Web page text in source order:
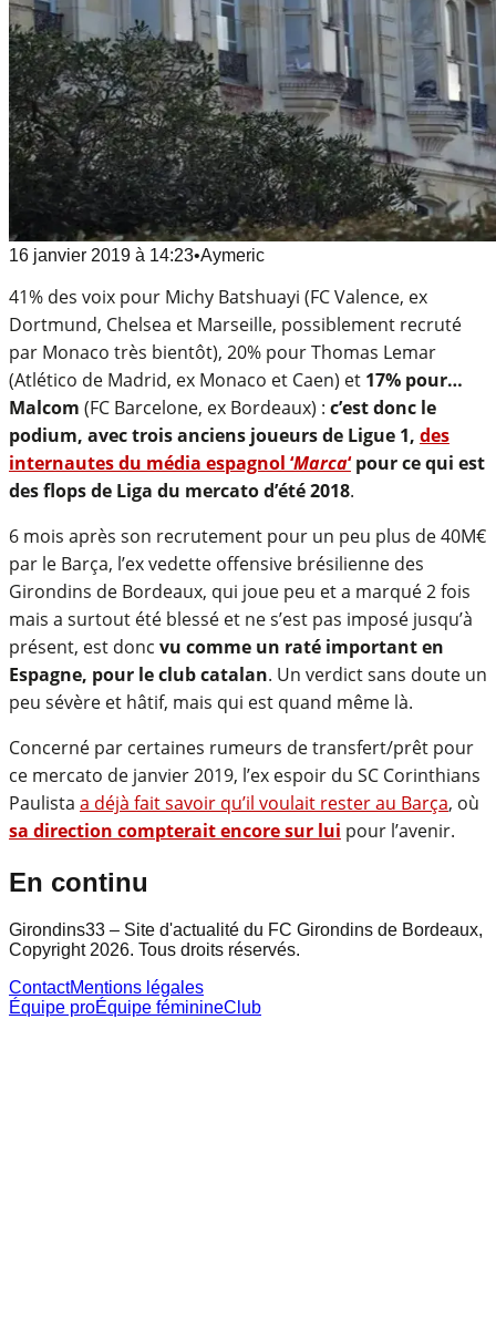
16 janvier 2019 à 14:23•Aymeric
41% des voix pour Michy Batshuayi (FC Valence, ex
Dortmund, Chelsea et Marseille, possiblement recruté
par Monaco très bientôt), 20% pour Thomas Lemar
(Atlético de Madrid, ex Monaco et Caen) et 17% pour…
Malcom (FC Barcelone, ex Bordeaux) : c’est donc le
podium, avec trois anciens joueurs de Ligue 1, des
internautes du média espagnol ‘Marca‘pour ce qui est
des flops de Liga du mercato d’été 2018.
6 mois après son recrutement pour un peu plus de 40M€
par le Barça, l’ex vedette offensive brésilienne des
Girondins de Bordeaux, qui joue peu et a marqué 2 fois
mais a surtout été blessé et ne s’est pas imposé jusqu’à
présent, est donc vu comme un raté important en
Espagne, pour le club catalan. Un verdict sans doute un
peu sévère et hâtif, mais qui est quand même là.
Concerné par certaines rumeurs de transfert/prêt pour
ce mercato de janvier 2019, l’ex espoir du SC Corinthians
Paulista a déjà fait savoir qu’il voulait rester au Barça, où
sa direction compterait encore sur lui pour l’avenir.
En continu
Girondins33 – Site d'actualité du FC Girondins de Bordeaux,
Copyright 2026. Tous droits réservés.
ContactMentions légales
Équipe proÉquipe féminineClub